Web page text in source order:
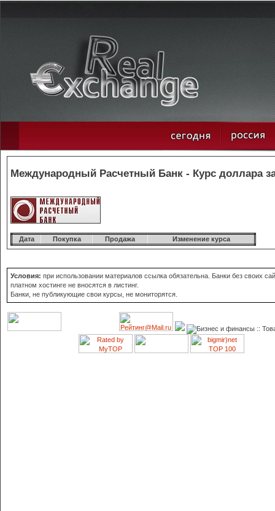
Международный Расчетный Банк - Курс доллара
Дата Покупка Продажа Изменение курса
Условия: при использовании материалов ссылка обязательна. Банки без своих
платном хостинге не вносятся в листинг.
Банки, не публикующие свои курсы, не мониторятся.